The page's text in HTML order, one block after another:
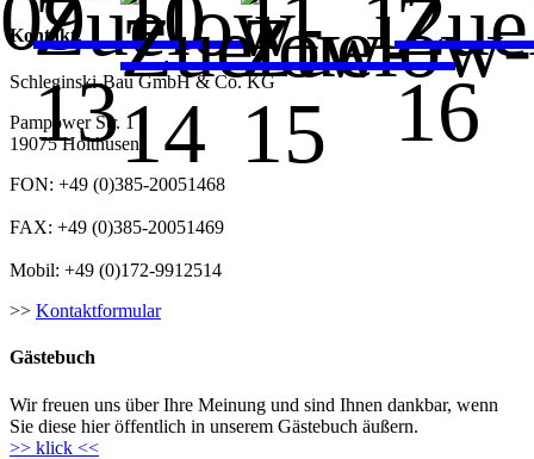
Kontakt
Schleginski-Bau GmbH & Co. KG
Pampower Str. 1
19075 Holthusen
FON: +49 (0)385-20051468
FAX: +49 (0)385-20051469
Mobil: +49 (0)172-9912514
>> Kontaktformular
Gästebuch
Wir freuen uns über Ihre Meinung und sind Ihnen dankbar, wenn
Sie diese hier öffentlich in unserem Gästebuch äußern.
>> klick <<